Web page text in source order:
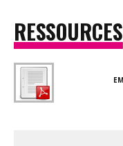
RESSOURCES